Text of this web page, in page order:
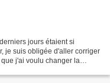
jours étaient si
je suis obligée d'aller corriger
j'ai voulu changer la